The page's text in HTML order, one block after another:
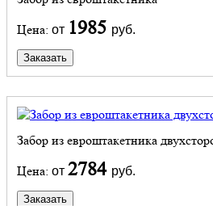
Цена: от 1985 руб.
Заказать
Забор из евроштакетника
Цена: от 2784 руб.
Заказать